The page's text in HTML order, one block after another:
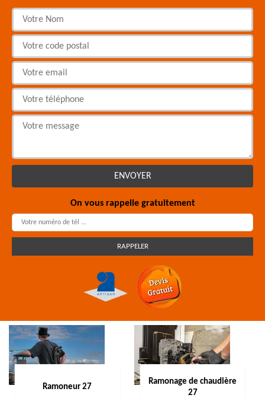
On vous rappelle gratuitement
Ramoneur 27
Ramonage de chaudière
27